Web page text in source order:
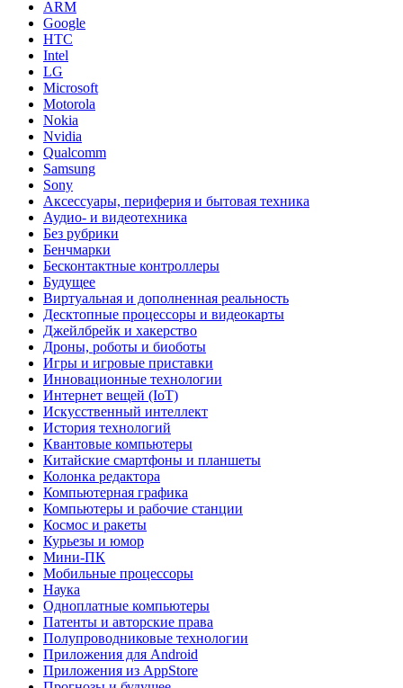
ARM
Google
HTC
Intel
LG
Microsoft
Motorola
Nokia
Nvidia
Qualcomm
Samsung
Sony
Аксессуары, периферия и бытовая техника
Аудио- и видеотехника
Без рубрики
Бенчмарки
Бесконтактные контроллеры
Будущее
Виртуальная и дополненная реальность
Десктопные процессоры и видеокарты
Джейлбрейк и хакерство
Дроны, роботы и биоботы
Игры и игровые приставки
Инновационные технологии
Интернет вещей (IoT)
Искусственный интеллект
История технологий
Квантовые компьютеры
Китайские смартфоны и планшеты
Колонка редактора
Компьютерная графика
Компьютеры и рабочие станции
Космос и ракеты
Курьезы и юмор
Мини-ПК
Мобильные процессоры
Наука
Одноплатные компьютеры
Патенты и авторские права
Полупроводниковые технологии
Приложения для Android
Приложения из AppStore